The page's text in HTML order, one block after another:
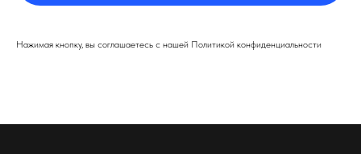
Нажимая кнопку, вы соглашаетесь с нашей Политикой конфиденциальности